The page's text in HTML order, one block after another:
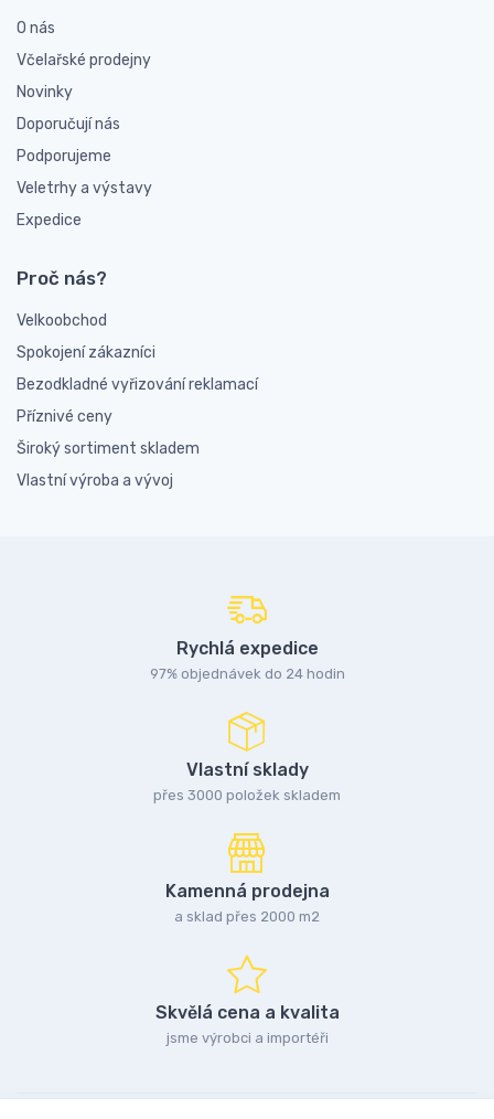
O nás
Včelařské prodejny
Novinky
Doporučují nás
Podporujeme
Veletrhy a výstavy
Expedice
Proč nás?
Velkoobchod
Spokojení zákazníci
Bezodkladné vyřizování reklamací
Příznivé ceny
Široký sortiment skladem
Vlastní výroba a vývoj
Rychlá expedice
97% objednávek do 24 hodin
Vlastní sklady
přes 3000 položek skladem
Kamenná prodejna
a sklad přes 2000 m2
Skvělá cena a kvalita
jsme výrobci a importéři